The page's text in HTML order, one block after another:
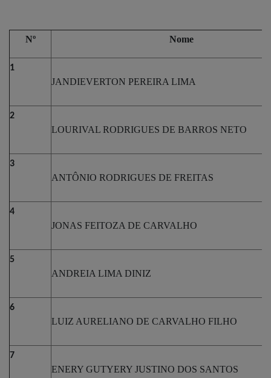
Nº Nome
1
JANDIEVERTON PEREIRA LIMA
2
LOURIVAL RODRIGUES DE BARROS NETO
3
ANTÔNIO RODRIGUES DE FREITAS
4
JONAS FEITOZA DE CARVALHO
5
ANDREIA LIMA DINIZ
6
LUIZ AURELIANO DE CARVALHO FILHO
7
ENERY GUTYERY JUSTINO DOS SANTOS